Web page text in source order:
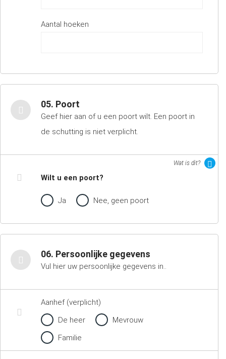
Aantal hoeken
05. Poort
Geef hier aan of u een poort wilt. Een poort in
de schutting is niet verplicht.
Wat is dit?
Wilt u een poort?
Ja Nee, geen poort
06. Persoonlijke gegevens
Vul hier uw persoonlijke gegevens in..
Aanhef (verplicht)
De heer
Mevrouw
Familie